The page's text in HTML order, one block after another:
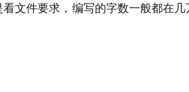
看文件要求，编写的字数一般都在